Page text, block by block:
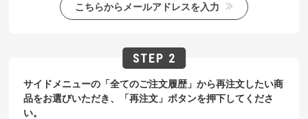
こちらからメールアドレスを入力
サイドメニューの「全てのご注文履歴」から再注文したい商
品をお選びいただき、「再注文」ボタンを押下してくださ
い。